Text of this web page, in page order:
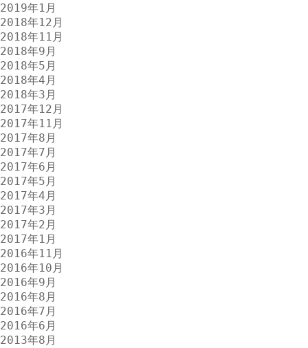
2019年1月
2018年12月
2018年11月
2018年9月
2018年5月
2018年4月
2018年3月
2017年12月
2017年11月
2017年8月
2017年7月
2017年6月
2017年5月
2017年4月
2017年3月
2017年2月
2017年1月
2016年11月
2016年10月
2016年9月
2016年8月
2016年7月
2016年6月
2013年8月